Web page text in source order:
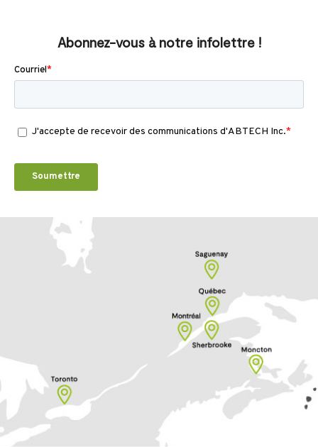
Abonnez-vous à notre infolettre !